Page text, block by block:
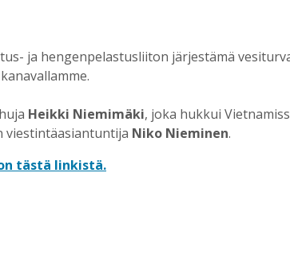
ja hengenpelastusliiton järjestämä
Heikki Niemimäki, joka hukkui
viestintäasiantuntija Niko Nieminen.
tästä linkistä.